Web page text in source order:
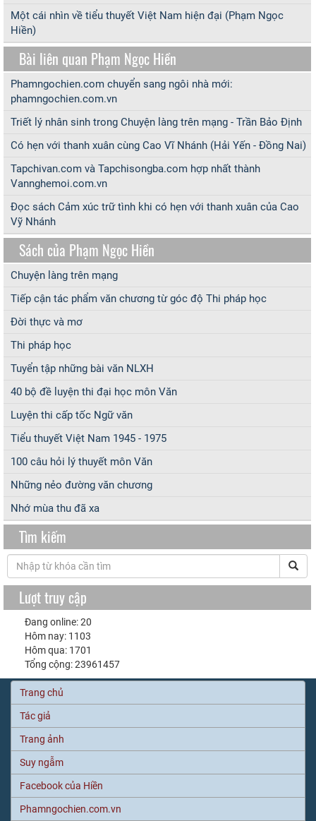
Một cái nhìn về tiểu thuyết Việt Nam hiện đại (Phạm Ngọc
Hiền)
Bài liên quan Phạm Ngọc Hiền
Phamngochien.com chuyển sang ngôi nhà mới:
phamngochien.com.vn
Triết lý nhân sinh trong Chuyện làng trên mạng - Trần Bảo Định
Có hẹn với thanh xuân cùng Cao Vĩ Nhánh (Hải Yến - Đồng Nai)
Tapchivan.com và Tapchisongba.com hợp nhất thành
Vannghemoi.com.vn
Đọc sách Cảm xúc trữ tình khi có hẹn với thanh xuân của Cao
Vỹ Nhánh
Sách của Phạm Ngọc Hiền
Chuyện làng trên mạng
Tiếp cận tác phẩm văn chương từ góc độ Thi pháp học
Đời thực và mơ
Thi pháp học
Tuyển tập những bài văn NLXH
40 bộ đề luyện thi đại học môn Văn
Luyện thi cấp tốc Ngữ văn
Tiểu thuyết Việt Nam 1945 - 1975
100 câu hỏi lý thuyết môn Văn
Những nẻo đường văn chương
Nhớ mùa thu đã xa
Tìm kiếm
Lượt truy cập
Đang online: 20
Hôm nay: 1103
Hôm qua: 1701
Tổng cộng: 23961457
Trang chủ
Tác giả
Trang ảnh
Suy ngẫm
Facebook của Hiền
Phamngochien.com.vn